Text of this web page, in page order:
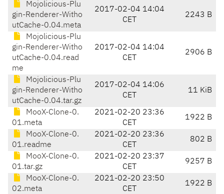
Mojolicious-Plu
gin-Renderer-Witho
utCache-0.04.meta
2017-02-04 14:04
CET
2243 B
Mojolicious-Plu
gin-Renderer-Witho
utCache-0.04.read
me
2017-02-04 14:04
CET
2906 B
Mojolicious-Plu
gin-Renderer-Witho
utCache-0.04.tar.gz
2017-02-04 14:06
CET
11 KiB
MooX-Clone-0.
01.meta
2021-02-20 23:36
CET
1922 B
MooX-Clone-0.
01.readme
2021-02-20 23:36
CET
802 B
MooX-Clone-0.
01.tar.gz
2021-02-20 23:37
CET
9257 B
MooX-Clone-0.
02.meta
2021-02-20 23:50
CET
1922 B